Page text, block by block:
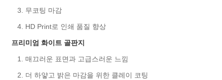
3. 무코팅 마감
4. HD Print로 인쇄 품질 향상
프리미엄 화이트 골판지
1. 매끄러운 표면과 고급스러운 느낌
2. 더 하얗고 밝은 마감을 위한 클레이 코팅